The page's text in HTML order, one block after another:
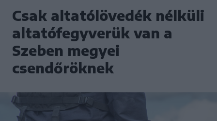
Csak altatólövedék nélküli
altatófegyverük van a
Szeben megyei
csendőröknek